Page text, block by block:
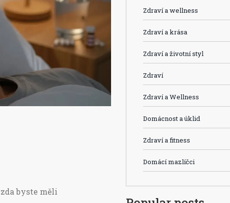
byste měli
Zdraví a wellness
Zdraví a krása
Zdraví a životní styl
Zdraví
Zdraví a Wellness
Domácnost a úklid
Zdraví a fitness
Domácí mazlíčci